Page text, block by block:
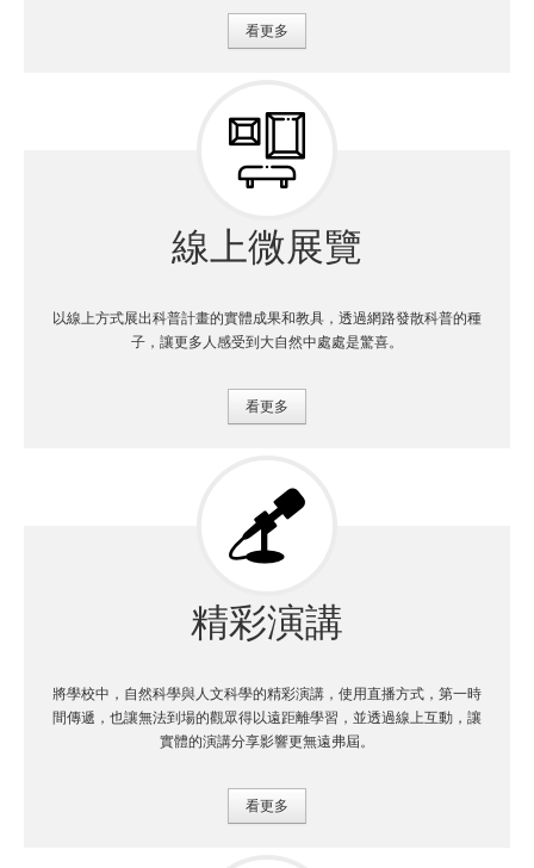
看更多
線上微展覽
以線上方式展出科普計畫的實體成果和教具，透過網路發散科普的種
子，讓更多人感受到大自然中處處是驚喜。
看更多
精彩演講
將學校中，自然科學與人文科學的精彩演講，使用直播方式，第一時
間傳遞，也讓無法到場的觀眾得以遠距離學習，並透過線上互動，讓
實體的演講分享影響更無遠弗屆。
看更多